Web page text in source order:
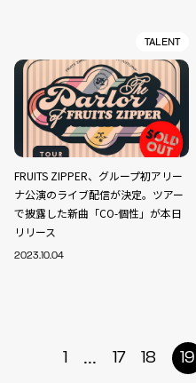
TALENT
FRUITS ZIPPER、グループ初アリー
ナ公演のライブ配信が決定。ツアー
で披露した新曲「CO-個性」が本日
リリース
2023.10.04
1 ... 17 18 19